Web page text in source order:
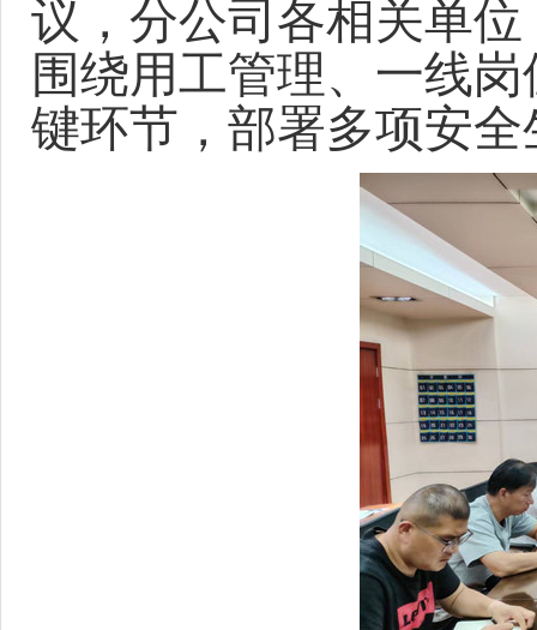
议，分公司各相关单
围绕用工管理、一线
键环节，部署多项安